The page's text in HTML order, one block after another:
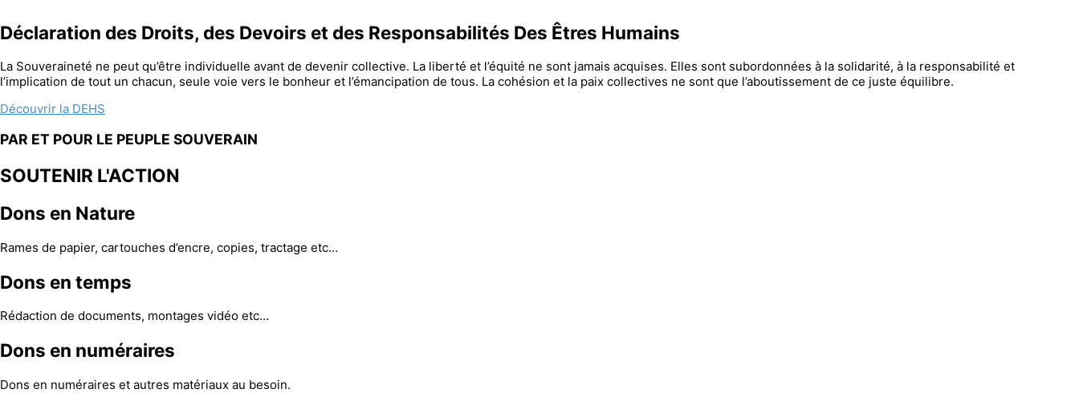
Déclaration des Droits, des Devoirs et des Responsabilités Des Êtres Humains
La Souveraineté ne peut qu’être individuelle avant de devenir collective. La liberté et l’équité ne sont jamais acquises. Elles sont subordonnées à la solidarité, à la responsabilité et
l’implication de tout un chacun, seule voie vers le bonheur et l’émancipation de tous. La cohésion et la paix collectives ne sont que l’aboutissement de ce juste équilibre.
Découvrir la DEHS
PAR ET POUR LE PEUPLE SOUVERAIN
SOUTENIR L'ACTION
Dons en Nature
Rames de papier, cartouches d’encre, copies, tractage etc…
Dons en temps
Rédaction de documents, montages vidéo etc…
Dons en numéraires
Dons en numéraires et autres matériaux au besoin.